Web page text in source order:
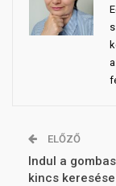
ELŐZŐ
Indul a
kincs keresése